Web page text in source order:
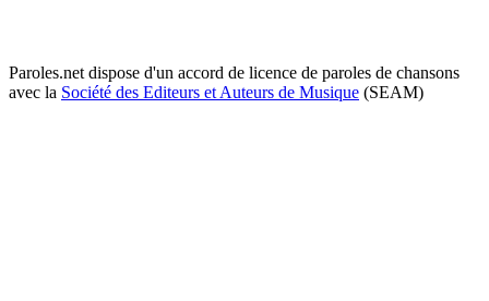
Paroles.net dispose d'un accord de licence de paroles de chansons
avec la Société des Editeurs et Auteurs de Musique (SEAM)